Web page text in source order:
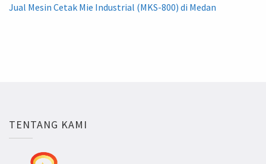
Jual Mesin Cetak Mie Industrial (MKS-800) di Medan
TENTANG KAMI